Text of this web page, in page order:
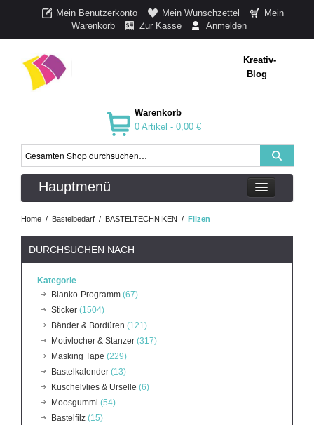
Mein Benutzerkonto Mein Wunschzettel
Mein
Warenkorb
Zur Kasse Anmelden
Kreativ-
Blog
Warenkorb
0 Artikel - 0,00 €
Hauptmenü
Home / Bastelbedarf / BASTELTECHNIKEN / Filzen
DURCHSUCHEN NACH
Kategorie
Blanko-Programm (67)
Sticker (1504)
Bänder & Bordüren (121)
Motivlocher & Stanzer (317)
Masking Tape (229)
Bastelkalender (13)
Kuschelvlies & Urselle (6)
Moosgummi (54)
Bastelfilz (15)